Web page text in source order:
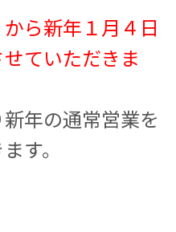
ら新年１月４日
せていただきま
年の通常営業を
す。